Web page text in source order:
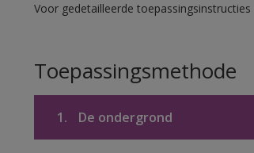
Voor gedetailleerde
Toepassingsmethode
1. De ondergrond